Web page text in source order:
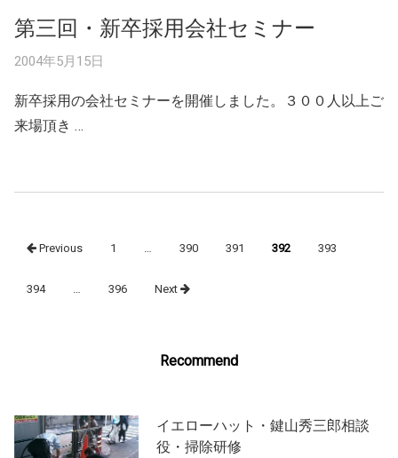
第三回・新卒採用会社セミナー
2004年5月15日
新卒採用の会社セミナーを開催しました。３００人以上ご
来場頂き …
navigation
Previous 1 390 391 392 393
394 396 Next
Recommend
イエローハット・鍵山秀三郎相談
役・掃除研修